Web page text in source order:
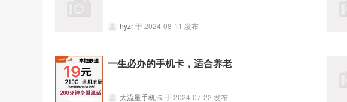
hyzr于 2024-08-11 发布
一生必办的手机卡，适合养老
大流量手机卡于 2024-07-22 发布